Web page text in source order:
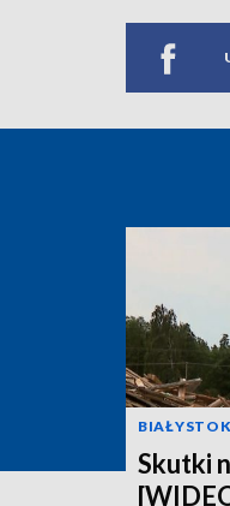
BIAŁYSTOK
Skutki